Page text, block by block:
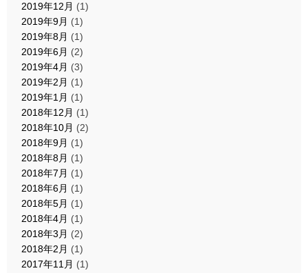
2019年12月 (1)
2019年9月 (1)
2019年8月 (1)
2019年6月 (2)
2019年4月 (3)
2019年2月 (1)
2019年1月 (1)
2018年12月 (1)
2018年10月 (2)
2018年9月 (1)
2018年8月 (1)
2018年7月 (1)
2018年6月 (1)
2018年5月 (1)
2018年4月 (1)
2018年3月 (2)
2018年2月 (1)
2017年11月 (1)